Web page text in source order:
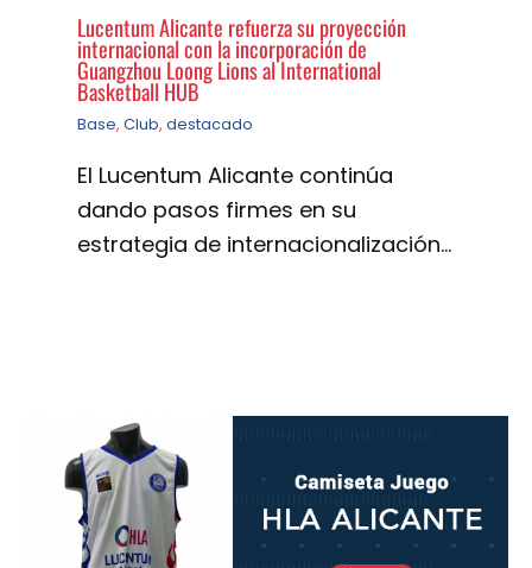
Lucentum Alicante refuerza su proyección
internacional con la incorporación de
Guangzhou Loong Lions al International
Basketball HUB
Base, Club, destacado
El Lucentum Alicante continúa
dando pasos firmes en su
estrategia de internacionalización…